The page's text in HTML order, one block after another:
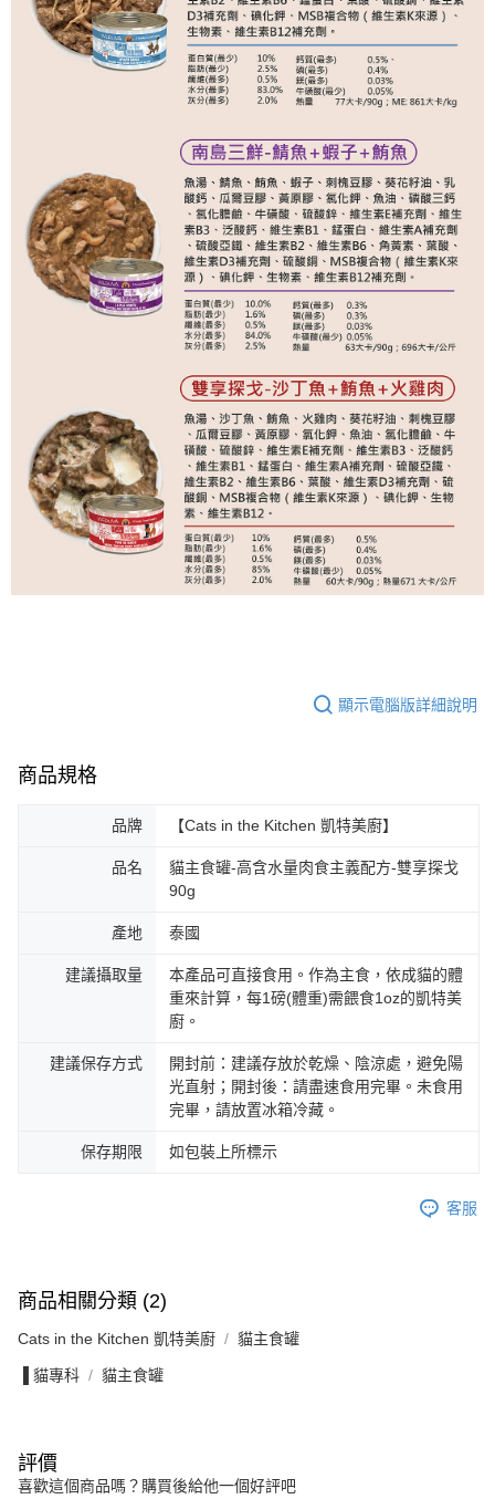
顯示電腦版詳細說明
商品規格
品牌 【Cats in the Kitchen 凱特美廚】
品名
貓主食罐-高含水量肉食主義配方-雙享探戈
90g
產地 泰國
建議攝取量
本產品可直接食用。作為主食，依成貓的體
重來計算，每1磅(體重)需餵食1oz的凱特美
廚。
建議保存方式
開封前：建議存放於乾燥、陰涼處，避免陽
光直射；開封後：請盡速食用完畢。未食用
完畢，請放置冰箱冷藏。
保存期限 如包裝上所標示
客服
商品相關分類 (2)
Cats in the Kitchen 凱特美廚 貓主食罐
▐ 貓專科 貓主食罐
評價
喜歡這個商品嗎？購買後給他一個好評吧